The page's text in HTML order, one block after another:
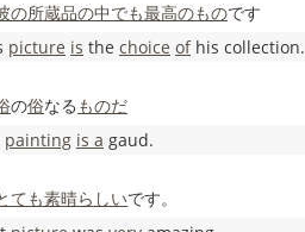
の所蔵品の中でも最高のものです
picture is the choice ofhis collection.
の俗なる ものだ
painting is a gaud.
ても素晴らしいです。